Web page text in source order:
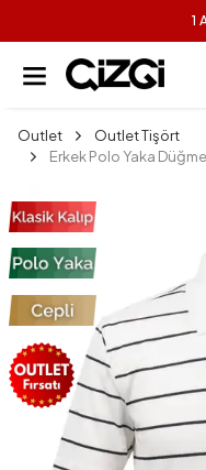
1
Outlet
Outlet Tişört
Erkek Polo Yaka